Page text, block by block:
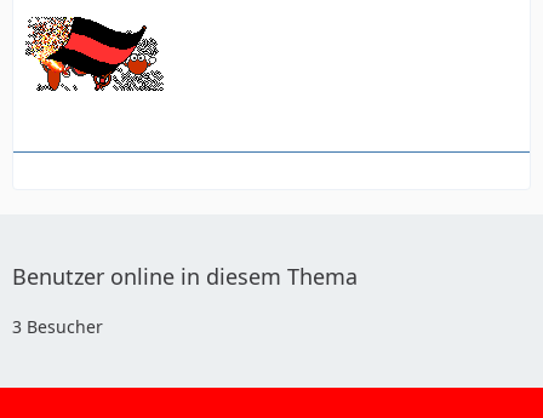
Benutzer online in diesem Thema
3 Besucher